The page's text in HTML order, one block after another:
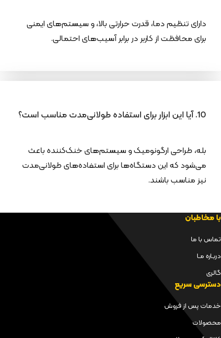
دارای تنظیم دما، قدرت حرارتی بالا، و سیستم‌های ایمنی
برای محافظت از کاربر در برابر آسیب‌های احتمالی.
10. آیا این ابزار برای استفاده طولانی‌مدت مناسب است؟
بله، طراحی ارگونومیک و سیستم‌های خنک‌کننده باعث
می‌شود که این دستگاه‌ها برای استفاده‌های طولانی‌مدت
نیز مناسب باشند.
با مخاطبان
تماس با ما
دربـاره مـا
گالری
دسترسی سریع
خدمات پس از فروش
محصولات